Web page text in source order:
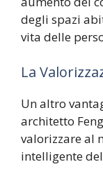
degli spazi
vita delle
La
Un altro
architetto
valorizzare al
intelligente